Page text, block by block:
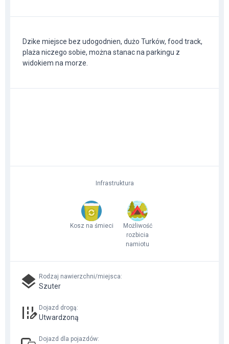
Dzike miejsce bez udogodnien, dużo Turków, food track,
plaża niczego sobie, można stanac na parkingu z
widokiem na morze.
Infrastruktura
Kosz na śmieci
Możliwość
rozbicia
namiotu
Rodzaj nawierzchni/miejsca:
Szuter
Dojazd drogą:
Utwardzoną
Dojazd dla pojazdów: